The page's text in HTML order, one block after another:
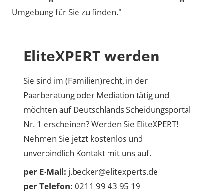
Umgebung für Sie zu finden."
EliteXPERT werden
Sie sind im (Familien)recht, in der
Paarberatung oder Mediation tätig und
möchten auf Deutschlands Scheidungsportal
Nr. 1 erscheinen? Werden Sie EliteXPERT!
Nehmen Sie jetzt kostenlos und
unverbindlich Kontakt mit uns auf.
per E-Mail: j.becker@elitexperts.de
per Telefon: 0211 99 43 95 19